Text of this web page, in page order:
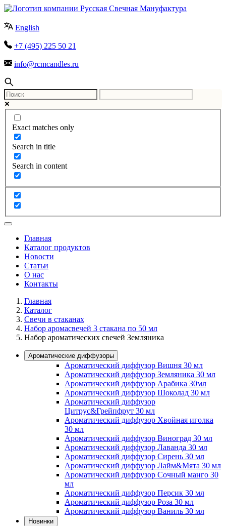
English
+7 (495) 225 50 21
info@rcmcandles.ru
Exact matches only
Search in title
Search in content
Главная
Каталог продуктов
Новости
Статьи
О нас
Контакты
Главная
Каталог
Свечи в стаканах
Набор аромасвечей 3 стакана по 50 мл
Набор ароматических свечей Земляника
Ароматические диффузоры
Ароматический диффузор Вишня 30 мл
Ароматический диффузор Земляника 30 мл
Ароматический диффузор Арабика 30мл
Ароматический диффузор Шоколад 30 мл
Ароматический диффузор
Цитрус&Грейпфрут 30 мл
Ароматический диффузор Хвойная иголка
30 мл
Ароматический диффузор Виноград 30 мл
Ароматический диффузор Лаванда 30 мл
Ароматический диффузор Сирень 30 мл
Ароматический диффузор Лайм&Мята 30 мл
Ароматический диффузор Сочный манго 30
мл
Ароматический диффузор Персик 30 мл
Ароматический диффузор Роза 30 мл
Ароматический диффузор Ваниль 30 мл
Новинки